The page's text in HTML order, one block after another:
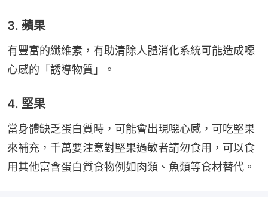
3. 蘋果
有豐富的纖維素，有助清除人體消化系統可能造成噁
心感的「誘導物質」。
4. 堅果
當身體缺乏蛋白質時，可能會出現噁心感，可吃堅果
來補充，千萬要注意對堅果過敏者請勿食用，可以食
用其他富含蛋白質食物例如肉類、魚類等食材替代。